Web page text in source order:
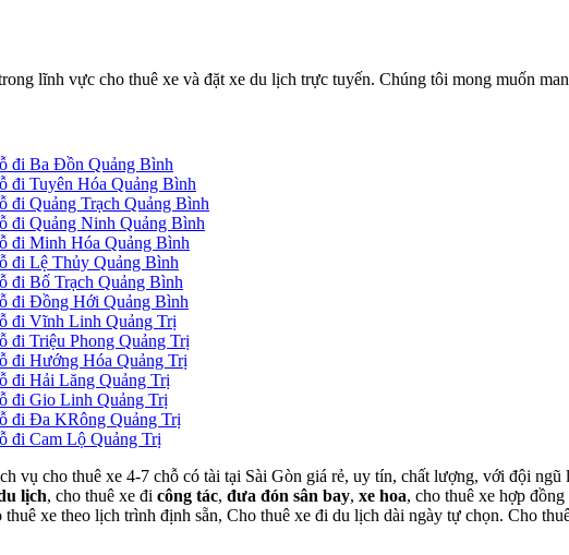
lĩnh vực cho thuê xe và đặt xe du lịch trực tuyến. Chúng tôi mong muốn
đi Ba Đồn Quảng Bình
đi Tuyên Hóa Quảng Bình
đi Quảng Trạch Quảng Bình
đi Quảng Ninh Quảng Bình
đi Minh Hóa Quảng Bình
đi Lệ Thủy Quảng Bình
đi Bố Trạch Quảng Bình
đi Đồng Hới Quảng Bình
đi Vĩnh Linh Quảng Trị
đi Triệu Phong Quảng Trị
đi Hướng Hóa Quảng Trị
đi Hải Lăng Quảng Trị
đi Gio Linh Quảng Trị
đi Đa KRông Quảng Trị
đi Cam Lộ Quảng Trị
vụ cho thuê xe 4-7 chỗ có tài tại Sài Gòn giá rẻ, uy tín, chất lượng, với đội
lịch, cho thuê xe đi công tác, đưa đón sân bay, xe hoa, cho thuê xe hợp đồng
xe theo lịch trình định sẵn, Cho thuê xe đi du lịch dài ngày tự chọn. Cho